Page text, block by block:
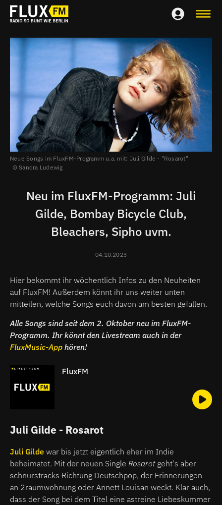
Neue Songs im FluxFM-Programm u.a. mit: Juli Gilde - "Rosarot"
Sandra Ludewig
Neu im FluxFM-Programm: Juli
Gilde, Bombay Bicycle Club,
Bleachers, Sipho uvm.
04.10.2023
Hier bekommt ihr wöchentlich Infos zu den Neuheiten
auf FluxFM! Außerdem könnt ihr uns weiter unten
mitteilen, welche Songs euch davon am besten gefallen.
Alle Songs sind seit dem 2. Oktober neu im FluxFM-
Programm. Ihr könnt den Livestream auch in der
FluxMusic-App hören!
FluxFM
Juli Gilde - Rosarot
Juli Gilde war bis jetzt eigentlich eher im Indie
beheimatet. Mit der neuen Single Rosarot geht's aber
schnurstracks Richtung Deutschpop, der Erinnerungen
an 2raumwohnung oder Annett Louisan weckt. Klar auch,
dass der Song bei dem Titel eine astreine Liebeskummer